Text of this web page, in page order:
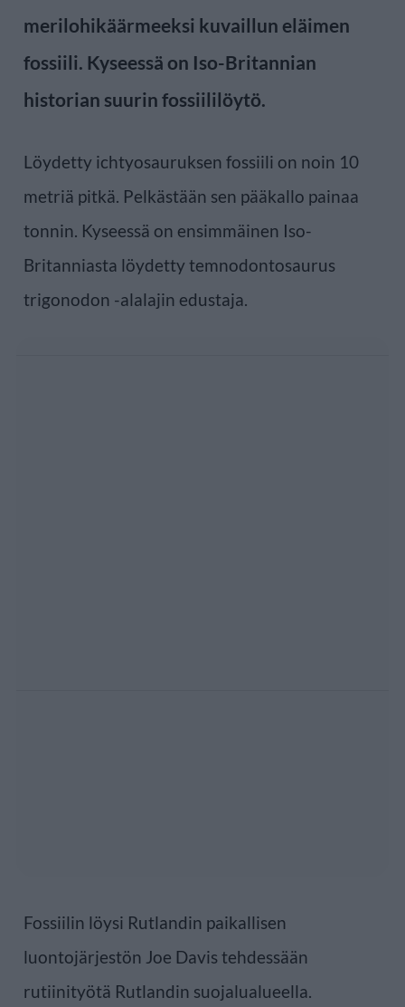
merilohikäärmeeksi kuvaillun eläimen
fossiili. Kyseessä on Iso-Britannian
historian suurin fossiililöytö.
Löydetty ichtyosauruksen fossiili on noin 10
metriä pitkä. Pelkästään sen pääkallo painaa
tonnin. Kyseessä on ensimmäinen Iso-
Britanniasta löydetty temnodontosaurus
trigonodon -alalajin edustaja.
Fossiilin löysi Rutlandin paikallisen
luontojärjestön Joe Davis tehdessään
rutiinityötä Rutlandin suojalualueella.